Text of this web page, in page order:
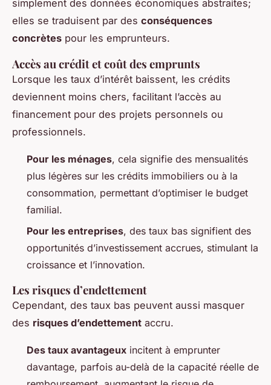
simplement des données économiques abstraites;
elles se traduisent par des conséquences
concrètes pour les emprunteurs.
Accès au crédit et coût des emprunts
Lorsque les taux d’intérêt baissent, les crédits
deviennent moins chers, facilitant l’accès au
financement pour des projets personnels ou
professionnels.
Pour les ménages, cela signifie des mensualités
plus légères sur les crédits immobiliers ou à la
consommation, permettant d’optimiser le budget
familial.
Pour les entreprises, des taux bas signifient des
opportunités d’investissement accrues, stimulant la
croissance et l’innovation.
Les risques d’endettement
Cependant, des taux bas peuvent aussi masquer
des risques d’endettement accru.
Des taux avantageux incitent à emprunter
davantage, parfois au-delà de la capacité réelle de